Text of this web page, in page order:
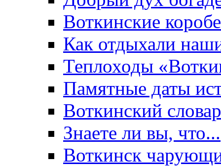
Воткинские
Как отдыхали
Теплоходы
Памятные даты
Воткинский
Знаете ли вы, что...
Воткинск